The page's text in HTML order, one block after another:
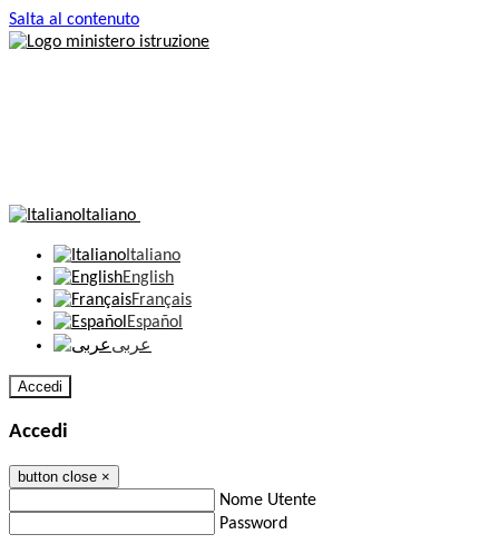
Salta al contenuto
Italiano
Italiano
English
Français
Español
عربى
Accedi
Accedi
button close ×
Nome Utente
Password